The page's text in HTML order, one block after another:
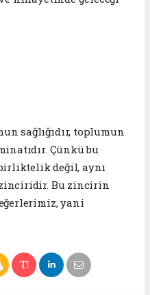
sağlığıdır, toplumun
Çünkü bu
değil, aynı
zinciridir. Bu zincirin
yani